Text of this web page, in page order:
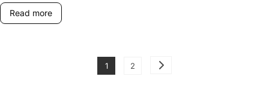
Read more
Posts
Page
1 Page
2